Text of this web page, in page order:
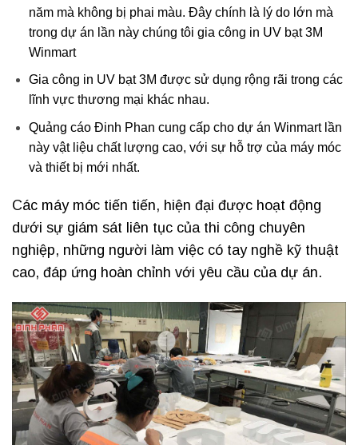
năm mà không bị phai màu. Đây chính là lý do lớn mà
trong dự án lần này chúng tôi gia công in UV bạt 3M
Winmart
Gia công in UV bạt 3M được sử dụng rộng rãi trong các
lĩnh vực thương mại khác nhau.
Quảng cáo Đinh Phan cung cấp cho dự án Winmart lần
này vật liệu chất lượng cao, với sự hỗ trợ của máy móc
và thiết bị mới nhất.
Các máy móc tiến tiến, hiện đại được hoạt động
dưới sự giám sát liên tục của thi công chuyên
nghiệp, những người làm việc có tay nghề kỹ thuật
cao, đáp ứng hoàn chỉnh với yêu cầu của dự án.